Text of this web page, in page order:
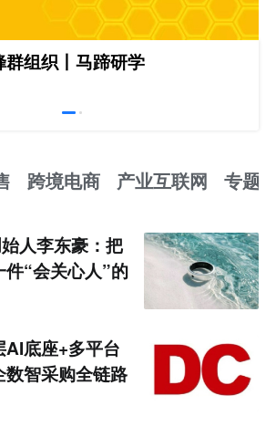
组织丨马蹄研学
跨境电商 产业互联网 专题
人李东豪：把
“会关心人”的
底座+多平台
智采购全链路